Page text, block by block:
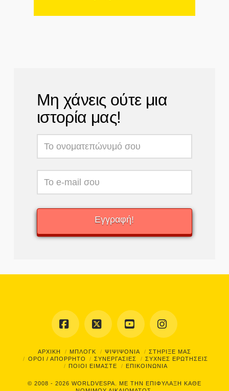
Μη χάνεις ούτε μια
ιστορία μας!
Facebook
X YouTubeInstagram
ΑΡΧΙΚΗ ΜΠΛΟΓΚ ΨΙΨΙΨΟΝΙΑ
ΣΤΗΡΙΞΕ ΜΑΣ
ΟΡΟΙ / ΑΠΟΡΡΗΤΟ
ΣΥΝΕΡΓΑΣΙΕΣ
ΣΥΧΝΕΣ ΕΡΩΤΗΣΕΙΣ
ΠΟΙΟΙ ΕΙΜΑΣΤΕ
ΕΠΙΚΟΙΝΩΝΙΑ
© 2008 - 2026 WORLDVESPA.
ΜΕ ΤΗΝ ΕΠΙΦΥΛΑΞΗ ΚΑΘΕ